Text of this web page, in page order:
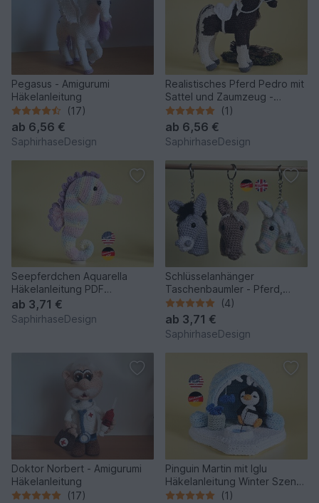
Pegasus - Amigurumi
Häkelanleitung
(17)
ab 6,56 €
SaphirhaseDesign
Realistisches Pferd Pedro mit
Sattel und Zaumzeug -
Amigurumi Häkeln
(1)
ab 6,56 €
SaphirhaseDesign
Seepferdchen Aquarella
Häkelanleitung PDF
Amigurumi Meereswelt
ab 3,71 €
SaphirhaseDesign
Schlüsselanhänger
Taschenbaumler - Pferd,
Einhorn und Esel -
Häkelanleitung
(4)
ab 3,71 €
SaphirhaseDesign
Doktor Norbert - Amigurumi
Häkelanleitung
(17)
Pinguin Martin mit Iglu
Häkelanleitung Winter Szene
Amigurumi
(1)